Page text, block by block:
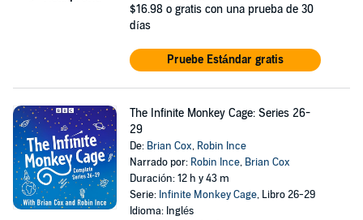
$16.98 o gratis con una prueba de 30
días
Pruebe Estándar gratis
The Infinite Monkey Cage: Series 26-
29
De: Brian Cox, Robin Ince
Narrado por: Robin Ince, Brian Cox
Duración: 12 h y 43 m
Serie: Infinite Monkey Cage, Libro 26-29
Idioma: Inglés